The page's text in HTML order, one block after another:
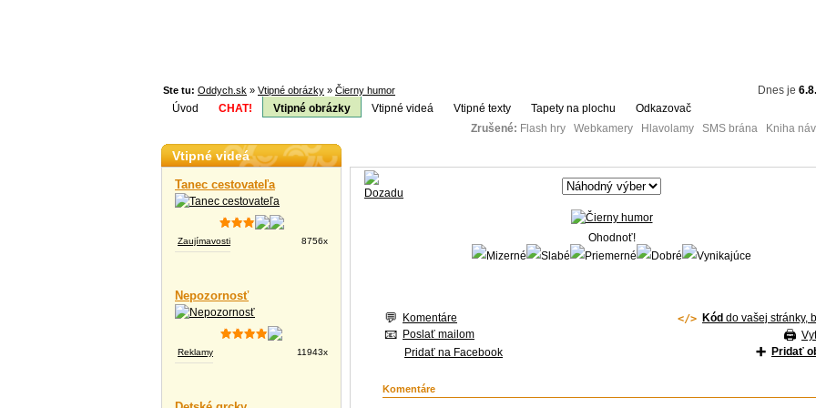
Ste tu: Oddych.sk » Vtipné obrázky » Čierny humor Dnes je
Úvod
CHAT! Vtipné obrázky Vtipné videá Vtipné texty Tapety na plochu
Odkazovač
Zrušené: Flash hry Webkamery Hlavolamy SMS brána Kniha
Vtipné videá
Tanec cestovateľa
Zaujímavosti 8756x
Nepozornosť
Reklamy 11943x
Ohodnoť!
Komentáre
Poslať mailom
Pridať na Facebook
Kód do vašej stránky,
Pridať
Komentáre